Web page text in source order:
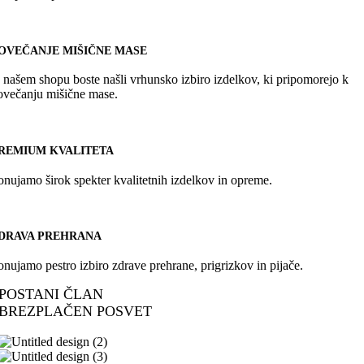
MIŠIČNE MASE
shopu boste našli vrhunsko izbiro izdelkov, ki pripomorejo k
mišične mase.
KVALITETA
širok spekter kvalitetnih izdelkov in opreme.
PREHRANA
pestro izbiro zdrave prehrane, prigrizkov in pijače.
ČLAN
POSVET